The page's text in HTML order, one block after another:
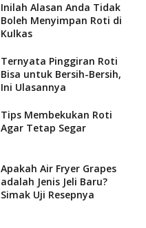
Inilah Alasan Anda Tidak
Boleh Menyimpan Roti di
Kulkas
Ternyata Pinggiran Roti
Bisa untuk Bersih-Bersih,
Ini Ulasannya
Tips Membekukan Roti
Agar Tetap Segar
Apakah Air Fryer Grapes
adalah Jenis Jeli Baru?
Simak Uji Resepnya